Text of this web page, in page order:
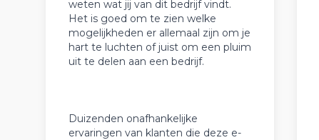
weten wat jij van dit bedrijf vindt.
Het is goed om te zien welke
mogelijkheden er allemaal zijn om je
hart te luchten of juist om een pluim
uit te delen aan een bedrijf.
Duizenden onafhankelijke
ervaringen van klanten die deze e-